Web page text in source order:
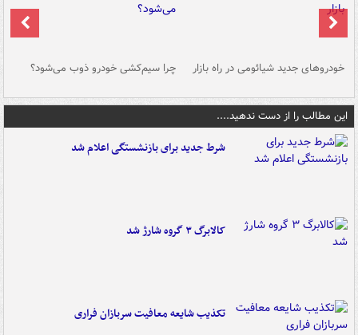
خودروهای جدید شیائومی در راه بازار چرا سیم‌کشی خودرو ذوب می‌شود؟
این مطالب را از دست ندهید....
شرط جدید برای بازنشستگی اعلام شد
کالابرگ ۳ گروه شارژ شد
تکذیب شایعه معافیت سربازان فراری